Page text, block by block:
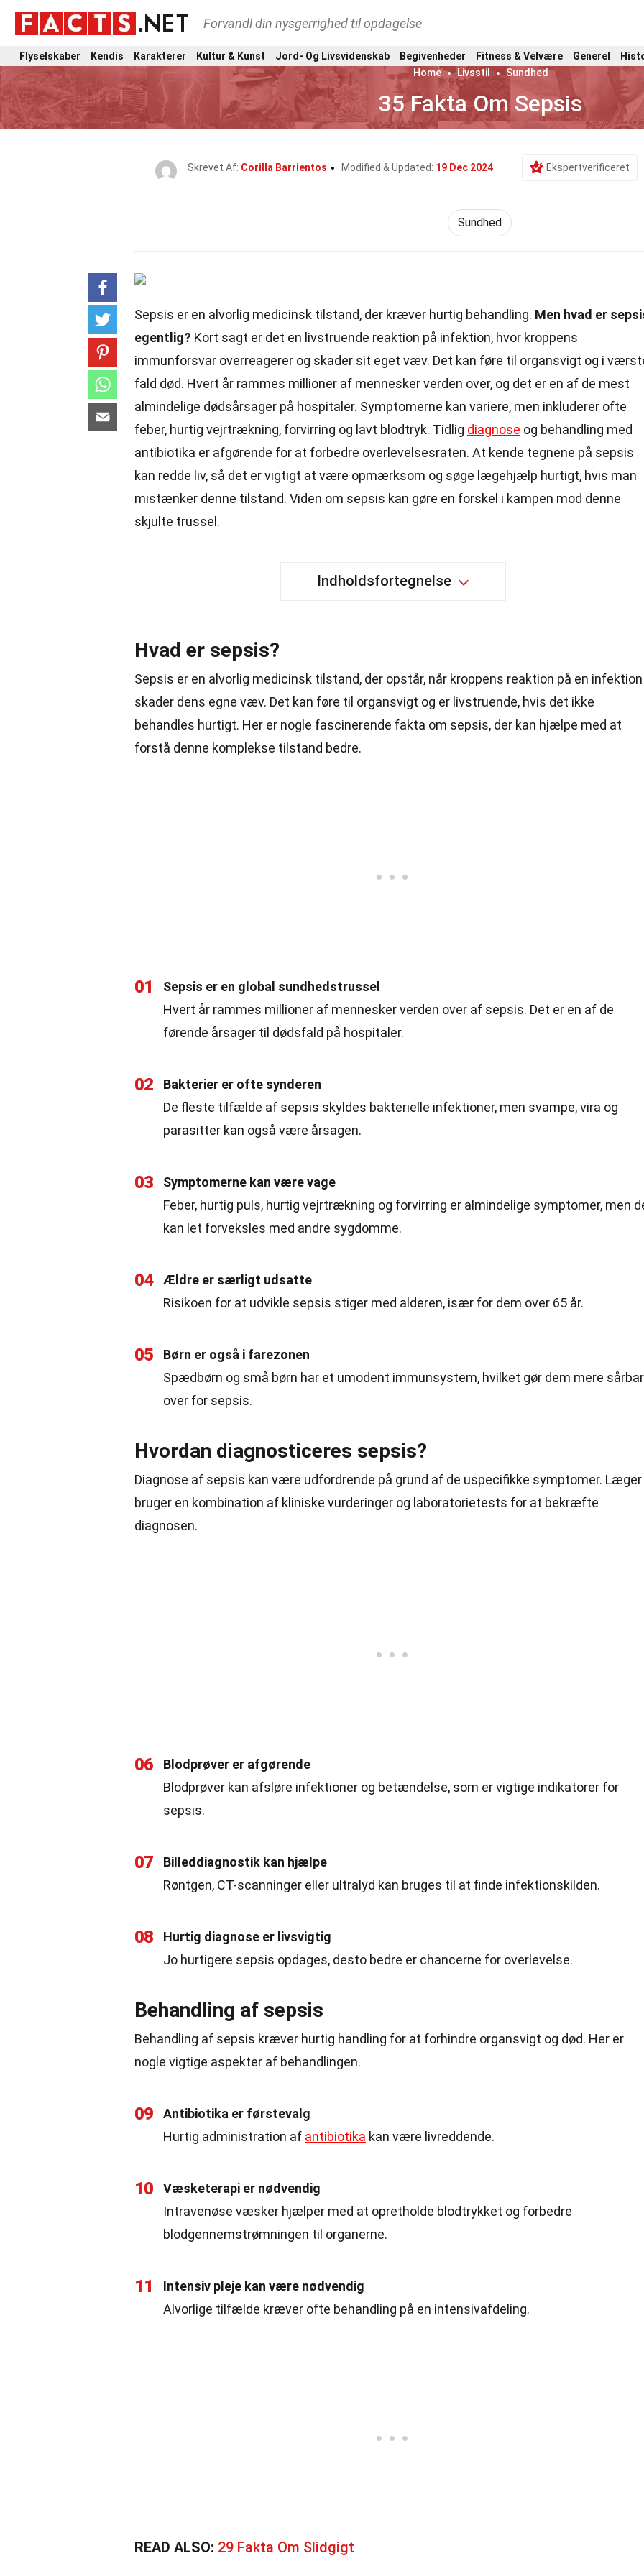
Forvandl din nysgerrighed til opdagelse
Flyselskaber Kendis Karakterer Kultur & Kunst Jord- Og Livsvidenskab Begivenheder Fitness & Velvære Generel
Home
Livsstil Sundhed
35 Fakta Om Sepsis
Skrevet Af: Corilla Barrientos Modified & Updated: 19 Dec 2024 Ekspertverificeret
Sundhed
Sepsis er en alvorlig medicinsk tilstand, der kræver hurtig behandling. Men hvad er
egentlig? Kort sagt er det en livstruende reaktion på infektion, hvor kroppens
immunforsvar overreagerer og skader sit eget væv. Det kan føre til organsvigt og i
fald død. Hvert år rammes millioner af mennesker verden over, og det er en af de mest
almindelige dødsårsager på hospitaler. Symptomerne kan variere, men inkluderer ofte
feber, hurtig vejrtrækning, forvirring og lavt blodtryk. Tidlig diagnose og behandling med
antibiotika er afgørende for at forbedre overlevelsesraten. At kende tegnene på sepsis
kan redde liv, så det er vigtigt at være opmærksom og søge lægehjælp hurtigt, hvis man
mistænker denne tilstand. Viden om sepsis kan gøre en forskel i kampen mod denne
skjulte trussel.
Indholdsfortegnelse
Hvad er sepsis?
Sepsis er en alvorlig medicinsk tilstand, der opstår, når kroppens reaktion på en infektion
skader dens egne væv. Det kan føre til organsvigt og er livstruende, hvis det ikke
behandles hurtigt. Her er nogle fascinerende fakta om sepsis, der kan hjælpe med at
forstå denne komplekse tilstand bedre.
01
Sepsis er en global sundhedstrussel
Hvert år rammes millioner af mennesker verden over af sepsis. Det er en af de
førende årsager til dødsfald på hospitaler.
02
Bakterier er ofte synderen
De fleste tilfælde af sepsis skyldes bakterielle infektioner, men svampe, vira og
parasitter kan også være årsagen.
03
Symptomerne kan være vage
Feber, hurtig puls, hurtig vejrtrækning og forvirring er almindelige symptomer, men
kan let forveksles med andre sygdomme.
04
Ældre er særligt udsatte
Risikoen for at udvikle sepsis stiger med alderen, især for dem over 65 år.
05
Børn er også i farezonen
Spædbørn og små børn har et umodent immunsystem, hvilket gør dem mere
over for sepsis.
Hvordan diagnosticeres sepsis?
Diagnose af sepsis kan være udfordrende på grund af de uspecifikke symptomer. Læger
bruger en kombination af kliniske vurderinger og laboratorietests for at bekræfte
diagnosen.
06
Blodprøver er afgørende
Blodprøver kan afsløre infektioner og betændelse, som er vigtige indikatorer for
sepsis.
07
Billeddiagnostik kan hjælpe
Røntgen, CT-scanninger eller ultralyd kan bruges til at finde infektionskilden.
08
Hurtig diagnose er livsvigtig
Jo hurtigere sepsis opdages, desto bedre er chancerne for overlevelse.
Behandling af sepsis
Behandling af sepsis kræver hurtig handling for at forhindre organsvigt og død. Her er
nogle vigtige aspekter af behandlingen.
09
Antibiotika er førstevalg
Hurtig administration af antibiotika kan være livreddende.
10
Væsketerapi er nødvendig
Intravenøse væsker hjælper med at opretholde blodtrykket og forbedre
blodgennemstrømningen til organerne.
11
Intensiv pleje kan være nødvendig
Alvorlige tilfælde kræver ofte behandling på en intensivafdeling.
READ ALSO: 29 Fakta Om Slidgigt